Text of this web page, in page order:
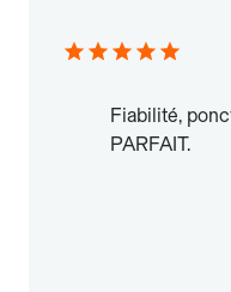
Fiabilité,
PARFAIT.